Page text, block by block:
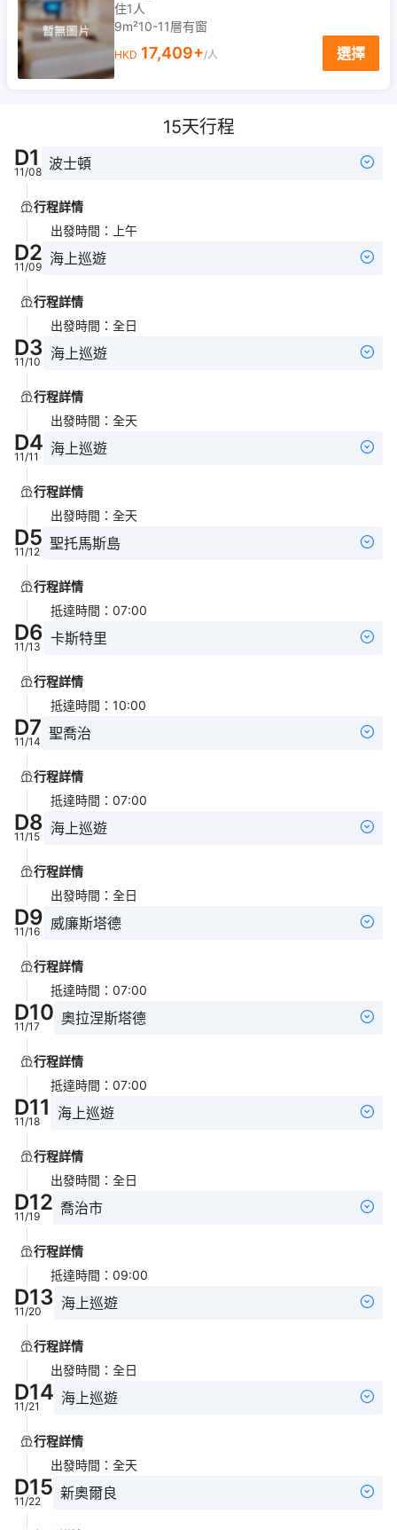
住1人
9m²10-11層有窗
HKD 17,409+/人 選擇
15天行程
D1
11/08 波士頓
行程詳情
出發時間 ： 上午
D2
11/09 海上巡遊
行程詳情
出發時間 ： 全日
D3
11/10 海上巡遊
行程詳情
出發時間 ： 全天
D4
11/11 海上巡遊
行程詳情
出發時間 ： 全天
D5
11/12 聖托馬斯島
行程詳情
抵達時間 ： 07:00
D6
11/13 卡斯特里
行程詳情
抵達時間 ： 10:00
D7
11/14 聖喬治
行程詳情
抵達時間 ： 07:00
D8
11/15 海上巡遊
行程詳情
出發時間 ： 全日
D9
11/16 威廉斯塔德
行程詳情
抵達時間 ： 07:00
D10
11/17 奧拉涅斯塔德
行程詳情
抵達時間 ： 07:00
D11
11/18 海上巡遊
行程詳情
出發時間 ： 全日
D12
11/19 喬治市
行程詳情
抵達時間 ： 09:00
D13
11/20 海上巡遊
行程詳情
出發時間 ： 全日
D14
11/21 海上巡遊
行程詳情
出發時間 ： 全天
D15
11/22 新奧爾良